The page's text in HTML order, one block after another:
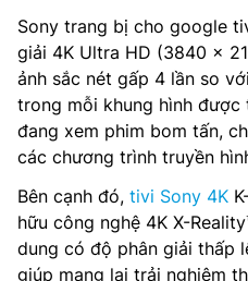
Sony trang bị cho google
giải 4K Ultra HD (3840 x
ảnh sắc nét gấp 4 lần so
trong mỗi khung hình
đang xem phim bom tấn,
các chương trình truyền
Bên cạnh đó, tivi Sony 4K
hữu công nghệ 4K X-
dung có độ phân giải thấp
giúp mang lại trải nghiệm